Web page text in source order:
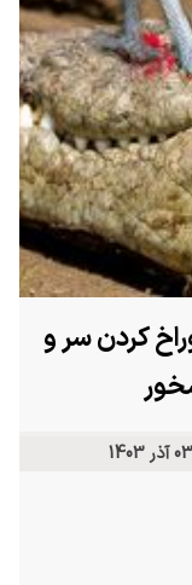
کردن سر و
03 آذر 1403